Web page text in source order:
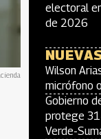
electoral
de 2026
Wilson
micrófono
Gobierno
protege
Verde-